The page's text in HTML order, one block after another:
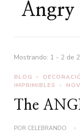
Angry
Mostrando: 1 - 2 de
BLOG
IMPRIMIBLES
The
POR CELEBRANDO